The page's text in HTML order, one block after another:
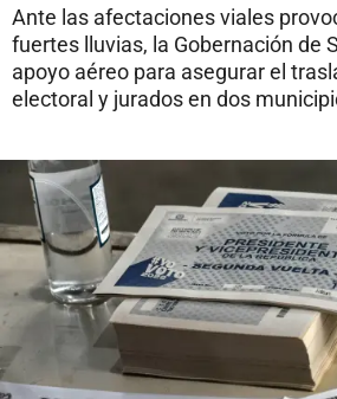
Ante las afectaciones viales
fuertes lluvias, la Gobernación de
apoyo aéreo para asegurar el
electoral y jurados en dos